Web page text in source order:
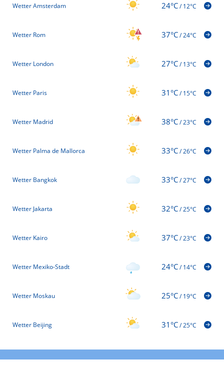
Wetter Amsterdam 24°C/12°C
Wetter Rom 37°C/24°C
Wetter London 27°C/13°C
Wetter Paris 31°C/15°C
Wetter Madrid 38°C/23°C
Wetter Palma de Mallorca 33°C/26°C
Wetter Bangkok 33°C/27°C
Wetter Jakarta 32°C/25°C
Wetter Kairo 37°C/23°C
Wetter Mexiko-Stadt 24°C/14°C
Wetter Moskau 25°C/19°C
Wetter Beijing 31°C/25°C